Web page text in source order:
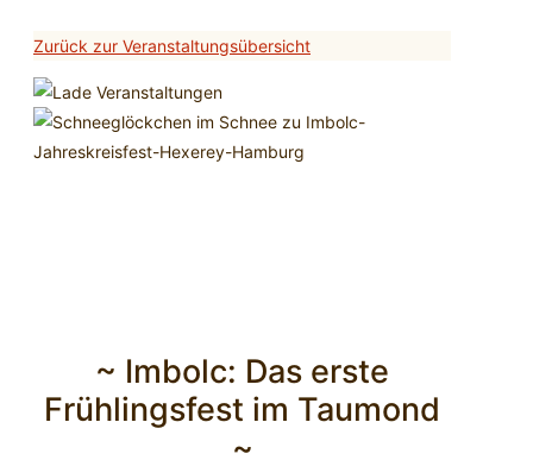
Zurück zur Veranstaltungsübersicht
~ Imbolc: Das erste
Frühlingsfest im Taumond
~